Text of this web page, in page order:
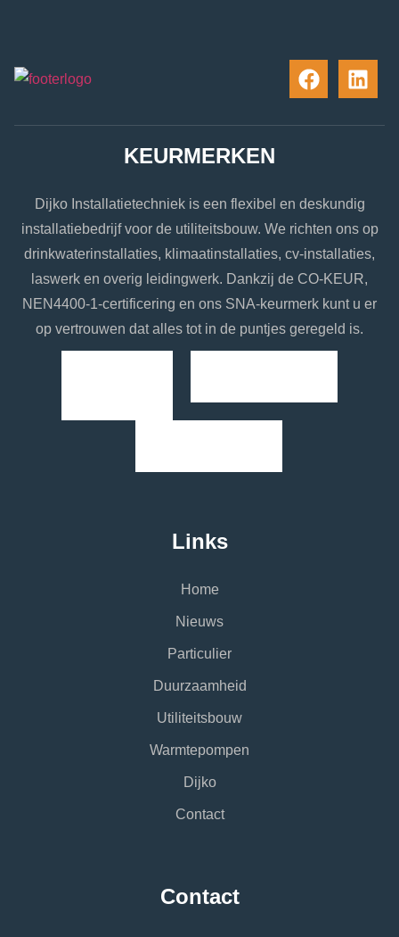
KEURMERKEN
Dijko Installatietechniek is een flexibel en deskundig
installatiebedrijf voor de utiliteitsbouw. We richten ons op
drinkwaterinstallaties, klimaatinstallaties, cv-installaties,
laswerk en overig leidingwerk. Dankzij de CO-KEUR,
NEN4400-1-certificering en ons SNA-keurmerk kunt u er
op vertrouwen dat alles tot in de puntjes geregeld is.
Links
Home
Nieuws
Particulier
Duurzaamheid
Utiliteitsbouw
Warmtepompen
Dijko
Contact
Contact